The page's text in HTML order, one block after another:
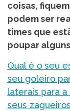
coisas,
podem ser
times que
poupar
Qual é o seu
seu goleiro
laterais para a
seus